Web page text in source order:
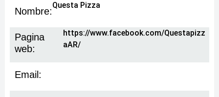
Nombre:
Questa Pizza
Pagina
web:
https://www.facebook.com/Questapizz
aAR/
Email: